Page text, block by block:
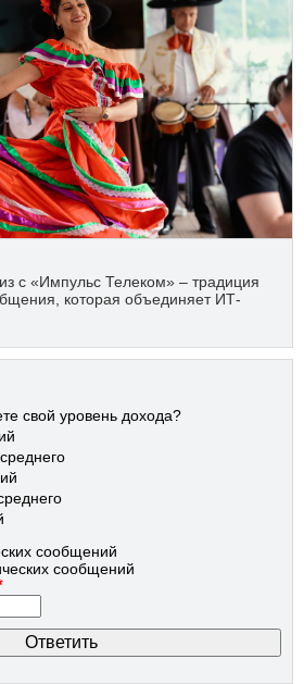
с «Импульс Телеком» – традиция
которая объединяет ИТ-
свой уровень дохода?
сообщений